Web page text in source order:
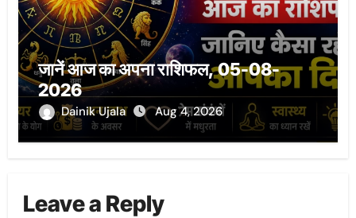
जानें आज का अपना राशिफल, 05-08-
2026
Dainik Ujala Aug 4, 2026
Leave a Reply